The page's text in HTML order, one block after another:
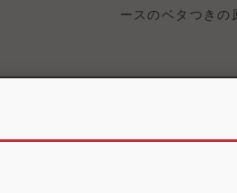
ースのベタつきの